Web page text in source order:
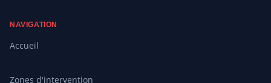
NAVIGATION
Accueil
Zones d'intervention